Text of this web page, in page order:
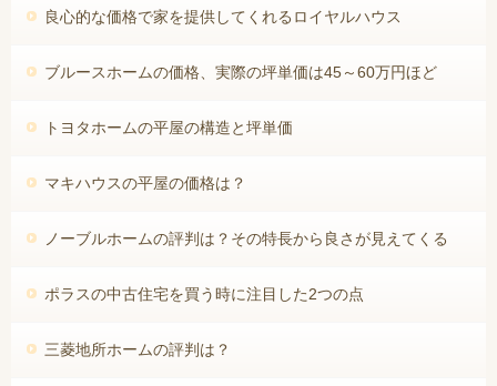
良心的な価格で家を提供してくれるロイヤルハウス
ブルースホームの価格、実際の坪単価は45～60万円ほど
トヨタホームの平屋の構造と坪単価
マキハウスの平屋の価格は？
ノーブルホームの評判は？その特長から良さが見えてくる
ポラスの中古住宅を買う時に注目した2つの点
三菱地所ホームの評判は？